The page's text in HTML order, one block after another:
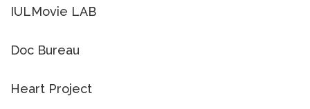
IULMovie LAB
Doc Bureau
Heart Project